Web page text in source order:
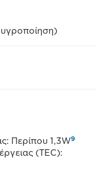
Περίπου 1,3W9
(TEC):